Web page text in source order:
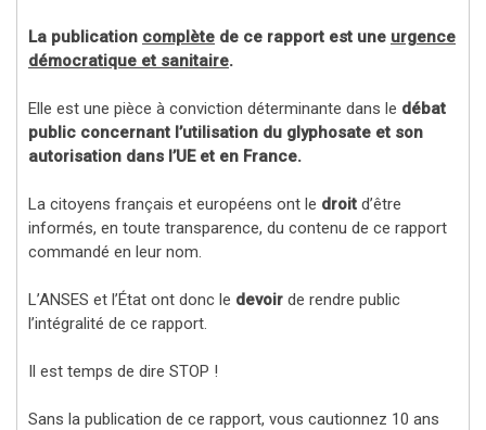
La publication complète de ce rapport est une urgence
démocratique et sanitaire.
Elle est une pièce à conviction déterminante dans le débat
public concernant l’utilisation du glyphosate et son
autorisation dans l’UE et en France.
La citoyens français et européens ont le droit d’être
informés, en toute transparence, du contenu de ce rapport
commandé en leur nom.
L’ANSES et l’État ont donc le devoir de rendre public
l’intégralité de ce rapport.
Il est temps de dire STOP !
Sans la publication de ce rapport, vous cautionnez 10 ans